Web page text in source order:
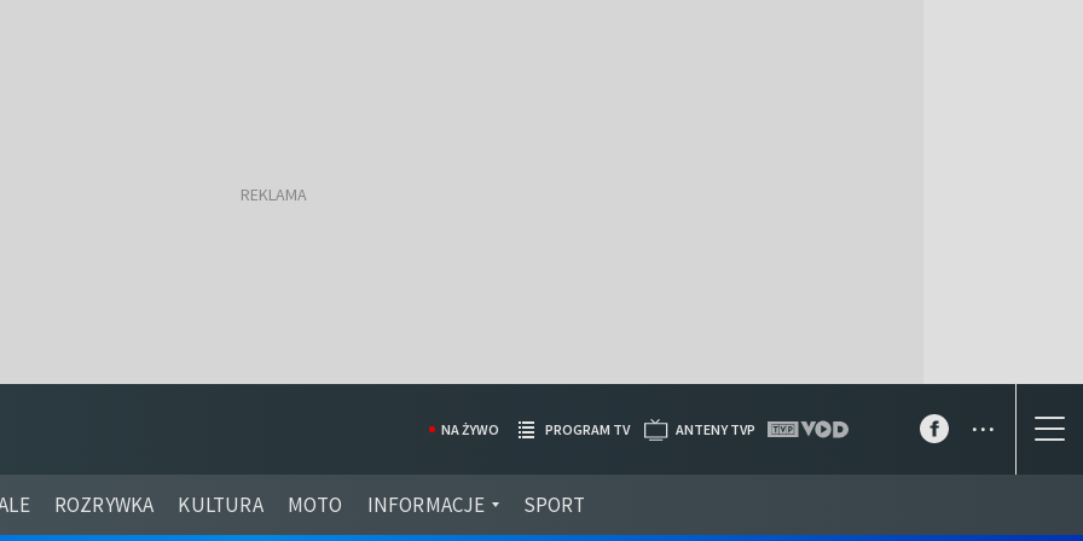
ROZRYWKA KULTURA MOTO INFORMACJE SPORT
NA ŻYWO PROGRAM TV ANTENY TVP ...